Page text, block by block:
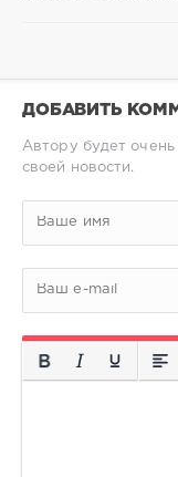
ДОБАВИТЬ
Автору будет
своей новости.